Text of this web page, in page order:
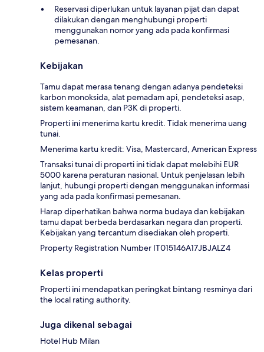
Reservasi diperlukan untuk layanan pijat dan dapat
dilakukan dengan menghubungi properti
menggunakan nomor yang ada pada konfirmasi
pemesanan.
Kebijakan
Tamu dapat merasa tenang dengan adanya pendeteksi
karbon monoksida, alat pemadam api, pendeteksi asap,
sistem keamanan, dan P3K di properti.
Properti ini menerima kartu kredit. Tidak menerima uang
tunai.
Menerima kartu kredit: Visa, Mastercard, American Express
Transaksi tunai di properti ini tidak dapat melebihi EUR
5000 karena peraturan nasional. Untuk penjelasan lebih
lanjut, hubungi properti dengan menggunakan informasi
yang ada pada konfirmasi pemesanan.
Harap diperhatikan bahwa norma budaya dan kebijakan
tamu dapat berbeda berdasarkan negara dan properti.
Kebijakan yang tercantum disediakan oleh properti.
Property Registration Number IT015146A17JBJALZ4
Kelas properti
Properti ini mendapatkan peringkat bintang resminya dari
the local rating authority.
Juga dikenal sebagai
Hotel Hub Milan